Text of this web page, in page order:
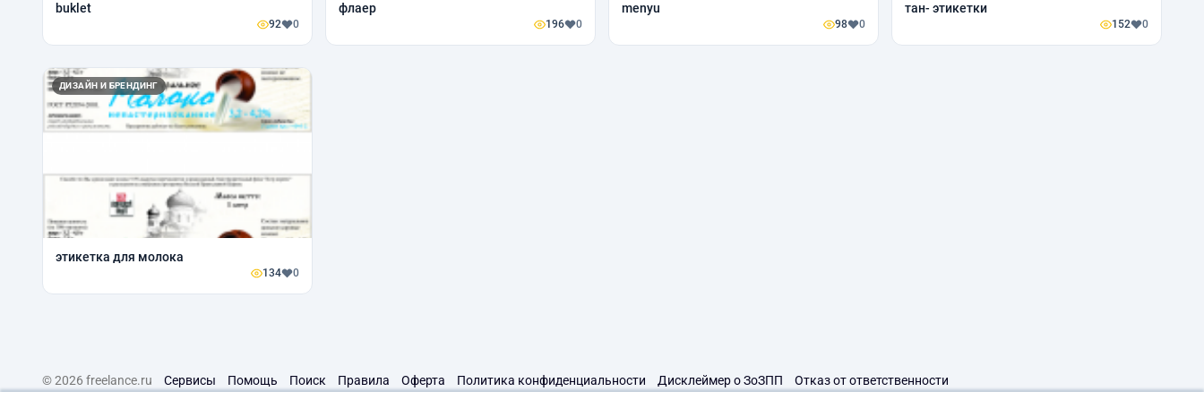
buklet
92 0
флаер
196 0
menyu
98 0
тан- этикетки
152 0
ДИЗАЙН И БРЕНДИНГ
этикетка для молока
134 0
© 2026 freelance.ru Сервисы Помощь Поиск Правила Оферта Политика конфиденциальности Дисклеймер о ЗоЗПП Отказ от ответственности